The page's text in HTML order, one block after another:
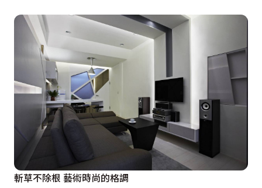
斬草不除根 藝術時尚的格調